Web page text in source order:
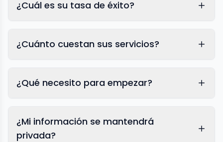
¿Cuál es su tasa de éxito?
¿Cuánto cuestan sus servicios?
¿Qué necesito para empezar?
¿Mi información se mantendrá
privada?